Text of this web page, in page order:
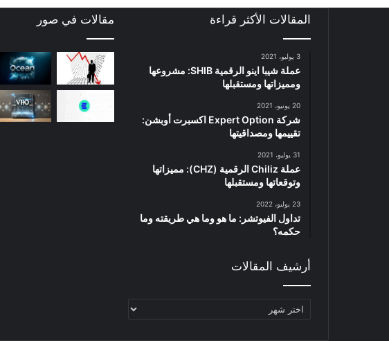
المقالات الأكثر قراءة
3 يوليو، 2021
عملة شيبا اينو الرقمية SHIB: مشروعها
ومميزاتها ومستقبلها
20 يونيو، 2021
شركة Expert Option اكسبرت أوبشن:
تقييمها ومصداقيتها
31 يوليو، 2021
عملة Chiliz الرقمية (CHZ): مميزاتها
وتوقعاتها ومستقبلها
23 يوليو، 2022
تداول الفيوتشر: ما هو وما هي طريقته وما
حكمه؟
أرشيف المقالات
أرشيف
مقالات في صور